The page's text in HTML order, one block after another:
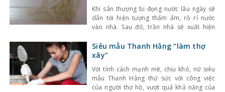
Khi sân thượng bị đọng nước lâu ngày sẽ
dẫn tới hiện tượng thấm ẩm, rò rỉ nước
vào nhà. Sau đó, trần nhà sẽ xuất hiện
vàng hoặc một số nơi đọng nước nhỏ giọt
làm hỏng trần nhà gây mất thẩm mĩ và vệ
Siêu mẫu Thanh Hằng “làm thợ
xây”
Với tính cách mạnh mẽ, chịu khó, nữ siêu
mẫu Thanh Hằng thử sức với công việc
của người thợ hồ, vượt quá khả năng của